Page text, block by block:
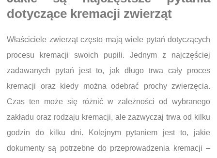
dotyczące kremacji zwierząt
Właściciele zwierząt często mają wiele pytań dotyczących
procesu kremacji swoich pupili. Jednym z najczęściej
zadawanych pytań jest to, jak długo trwa cały proces
kremacji oraz kiedy można odebrać prochy zwierzęcia.
Czas ten może się różnić w zależności od wybranego
zakładu oraz rodzaju kremacji, ale zazwyczaj trwa od kilku
godzin do kilku dni. Kolejnym pytaniem jest to, jakie
dokumenty są potrzebne do przeprowadzenia kremacji –